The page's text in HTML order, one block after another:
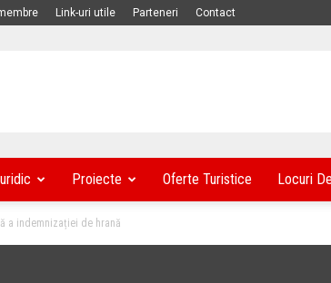
Link-uri utile Parteneri Contact
Proiecte Oferte Turistice Locuri
a indemnizației de hrană